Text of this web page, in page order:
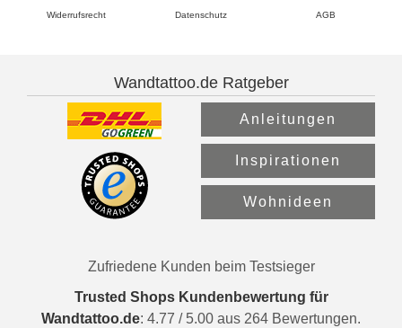
Widerrufsrecht Datenschutz AGB
Wandtattoo.de Ratgeber
Anleitungen
Inspirationen
Wohnideen
Zufriedene Kunden beim Testsieger
Trusted Shops Kundenbewertung für
Wandtattoo.de: 4.77 / 5.00 aus 264 Bewertungen.